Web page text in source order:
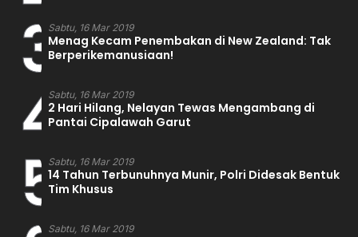
3Sabtu, 16 Mar 2019
Menag Kecam Penembakan di New Zealand: Tak
Berperikemanusiaan!
4Sabtu, 16 Mar 2019
2 Hari Hilang, Nelayan Tewas Mengambang di
Pantai Cipalawah Garut
5Sabtu, 16 Mar 2019
14 Tahun Terbunuhnya Munir, Polri Didesak Bentuk
Tim Khusus
Sabtu, 16 Mar 2019